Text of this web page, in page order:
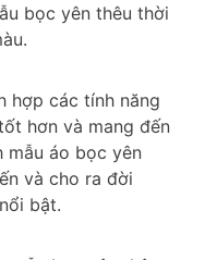
bọc yên thêu thời
hợp các tính năng
hơn và mang đến
mẫu áo bọc yên
và cho ra đời
bật.